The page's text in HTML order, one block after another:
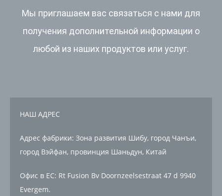
Мы приглашаем вас связаться с нами для
получения дополнительной информации о
любой из наших продуктов или услуг.
НАШ АДРЕС
Адрес фабрики: Зона развития Шибу, город Чанъи,
город Вэйфан, провинция Шаньдун, Китай
Офис в ЕС: Rt Fusion Bv Doornzeelsestraat 47 d 9940
Evergem.